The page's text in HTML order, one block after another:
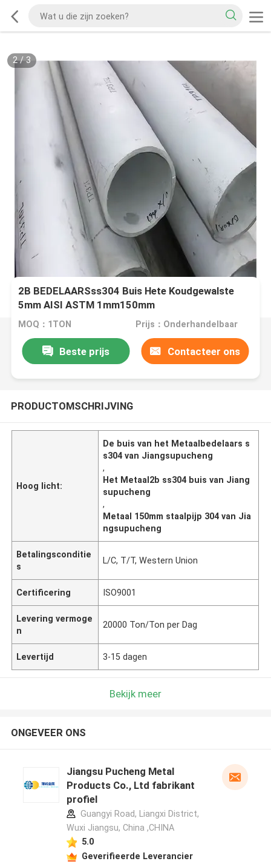
2/3
2B BEDELAARSss304 Buis Hete Koudgewalste
5mm AISI ASTM 1mm150mm
MOQ：1TON Prijs：Onderhandelbaar
Beste prijs Contacteer ons
PRODUCTOMSCHRIJVING
Hoog licht:
De buis van het Metaalbedelaars s
s304 van Jiangsupucheng
,
Het Metaal2b ss304 buis van Jiang
supucheng
,
Metaal 150mm staalpijp 304 van Jia
ngsupucheng
Betalingsconditie
s
L/C, T/T, Western Union
Certificering ISO9001
Levering vermoge
n
20000 Ton/Ton per Dag
Levertijd 3-15 dagen
Bekijk meer
ONGEVEER ONS
Jiangsu Pucheng Metal
Products Co., Ltd fabrikant
profiel
Guangyi Road, Liangxi District,
Wuxi Jiangsu, China ,CHINA
5.0
Geverifieerde Leverancier